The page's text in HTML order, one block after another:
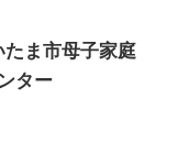
ま市母子家庭
ター